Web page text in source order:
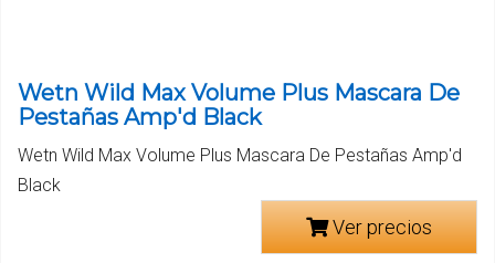
Wetn Wild Max Volume Plus Mascara De
Pestañas Amp'd Black
Wetn Wild Max Volume Plus Mascara De Pestañas Amp'd
Black
Ver precios